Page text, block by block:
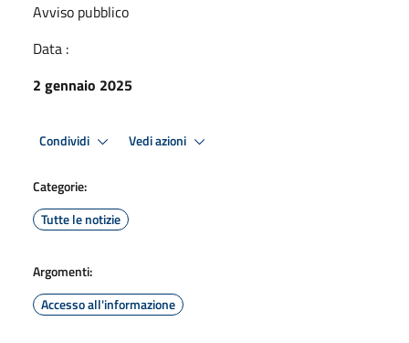
Avviso pubblico
Data :
2 gennaio 2025
Condividi Vedi azioni
Categorie:
Tutte le notizie
Argomenti:
Accesso all'informazione